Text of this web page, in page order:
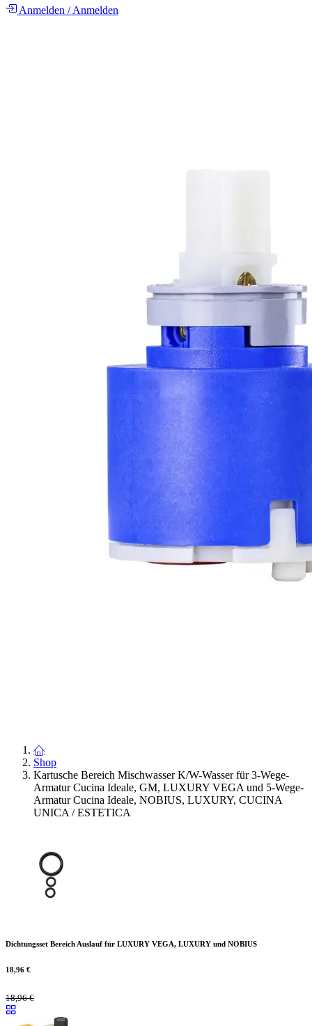
Anmelden /Anmelden
Shop
Kartusche Bereich Mischwasser K/W-Wasser für 3-Wege-
Armatur Cucina Ideale, GM, LUXURY VEGA und 5-Wege-
Armatur Cucina Ideale, NOBIUS, LUXURY, CUCINA
UNICA / ESTETICA
Dichtungsset Bereich Auslauf für LUXURY VEGA, LUXURY und NOBIUS
18,96 €
18,96€